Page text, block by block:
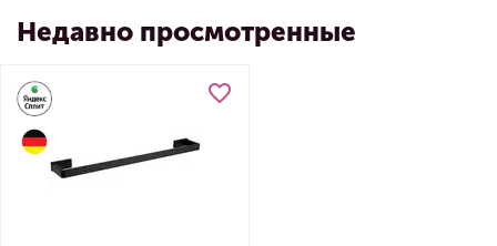
Недавно просмотренные